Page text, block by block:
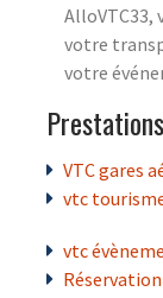
AlloVTC33,
votre
votre
VTC gares
vtc
vtc